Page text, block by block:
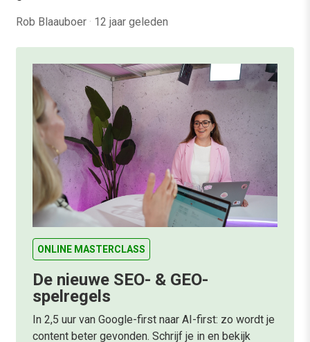
Rob Blaauboer · 12 jaar geleden
ONLINE MASTERCLASS
De nieuwe SEO- & GEO-
spelregels
In 2,5 uur van Google-first naar AI-first: zo wordt je
content beter gevonden. Schrijf je in en bekijk